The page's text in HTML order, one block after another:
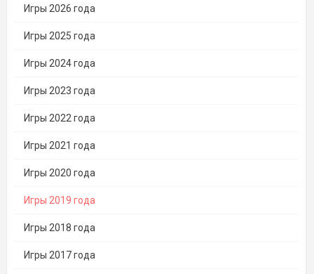
Игры 2026 года
Игры 2025 года
Игры 2024 года
Игры 2023 года
Игры 2022 года
Игры 2021 года
Игры 2020 года
Игры 2019 года
Игры 2018 года
Игры 2017 года